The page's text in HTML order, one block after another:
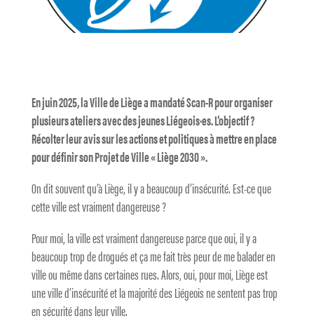
En juin 2025, la Ville de Liège a mandaté Scan-R pour organiser
plusieurs ateliers avec des jeunes Liégeois·es. L’objectif ?
Récolter leur avis sur les actions et politiques à mettre en place
pour définir son Projet de Ville « Liège 2030 ».
On dit souvent qu’à Liège, il y a beaucoup d’insécurité. Est-ce que
cette ville est vraiment dangereuse ?
Pour moi, la ville est vraiment dangereuse parce que oui, il y a
beaucoup trop de drogués et ça me fait très peur de me balader en
ville ou même dans certaines rues. Alors, oui, pour moi, Liège est
une ville d’insécurité et la majorité des Liégeois ne sentent pas trop
en sécurité dans leur ville.